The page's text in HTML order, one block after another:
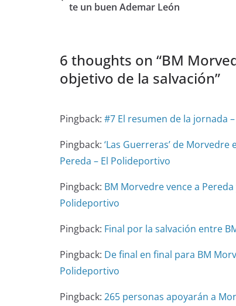
te un buen Ademar León
6 thoughts on “BM
objetivo de la salvación”
Pingback: #7 El resumen de la jornada
Pingback: ‘Las Guerreras’ de
Pereda – El Polideportivo
Pingback: BM Morvedre vence a
Polideportivo
Pingback: Final por la salvación entre
Pingback: De final en final para BM
Polideportivo
Pingback: 265 personas apoyarán a